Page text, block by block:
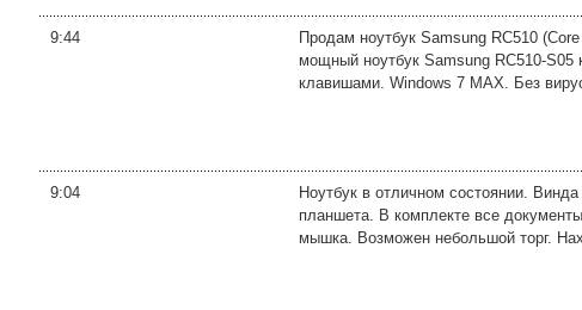
9:44
Продам ноутбук Samsung RC510
мощный ноутбук Samsung RC510-
клавишами. Windows 7 MAX. Без
9:04
Ноутбук в отличном состоянии.
планшета. В комплекте все
мышка. Возможен небольшой торг.